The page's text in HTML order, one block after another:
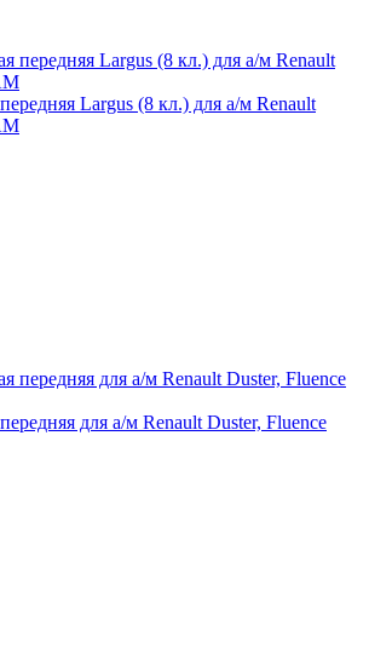
Largus (8 кл.) для а/м Renault
для а/м Renault Duster, Fluence